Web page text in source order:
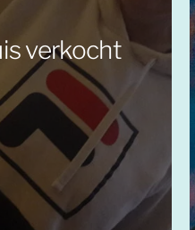
verkocht